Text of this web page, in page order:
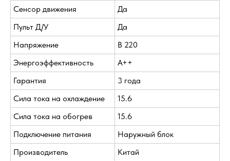
Сенсор движения
Да
Пульт Д/У
Да
Напряжение
В 220
Энергоэффективность
A++
Гарантия
3 года
Сила тока на охлаждение
15.6
Сила тока на обогрев
15.6
Подключение питания
Наружный блок
Производитель
Китай